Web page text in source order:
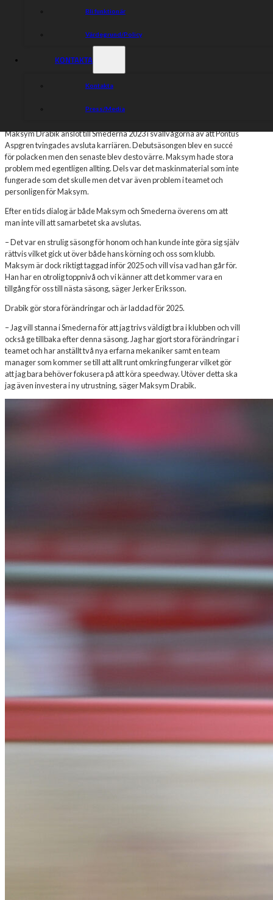
Bli funktionär
Värdegrund/Policy
KONTAKTA
Kontakta
Press/Media
laddar upp för sin tredje säsong i klubben.
Maksym Drabik anslöt till Smederna 2023 i svallvågorna av att Pontus
Aspgren tvingades avsluta karriären.Debutsäsongen blev en succé
för polacken men den senaste blev desto värre. Maksym hade stora
problem med egentligen allting. Dels var det maskinmaterial som inte
fungerade som det skulle men det var även problem i teamet och
personligen för Maksym.
Efter en tids dialog är både Maksym och Smederna överens om att
man inte vill att samarbetet ska avslutas.
–Det var en strulig säsong för honom och han kunde inte göra sig själv
rättvis vilket gick ut över både hans körning och oss som klubb.
Maksym är dock riktigt taggad inför 2025 och vill visa vad han går för.
Han har en otrolig toppnivå och vi känner att det kommer vara en
tillgång för oss till nästa säsong, säger Jerker Eriksson.
Drabik gör stora förändringar och är laddad för 2025.
– Jag vill stanna i Smederna för att jag trivs väldigt bra i klubben och vill
också ge tillbaka efter denna säsong. Jag har gjort stora förändringar i
teamet och har anställt två nya erfarna mekaniker samt en team
manager som kommer se till att allt runt omkring fungerar vilket gör
att jag bara behöver fokusera på att köra speedway. Utöver detta ska
jag även investera i ny utrustning, säger Maksym Drabik.